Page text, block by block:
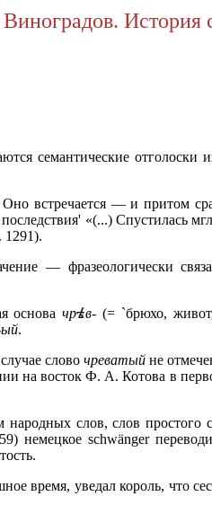
История
семантические отголоски
встречается — и притом
«(...) Спустилась
1291).
— фразеологически
основачр в- (= `брюхо,
.
слово чреватыйне
на восток Ф. А. Котова в
народных слов, слов
schwänger
время, уведал король, что